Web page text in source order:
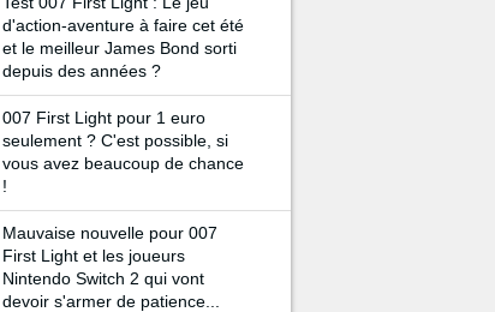
d'action-aventure à faire cet été
et le meilleur James Bond sorti
depuis des années ?
007 First Light pour 1 euro
seulement ? C'est possible, si
vous avez beaucoup de chance
!
Mauvaise nouvelle pour 007
First Light et les joueurs
Nintendo Switch 2 qui vont
devoir s'armer de patience...